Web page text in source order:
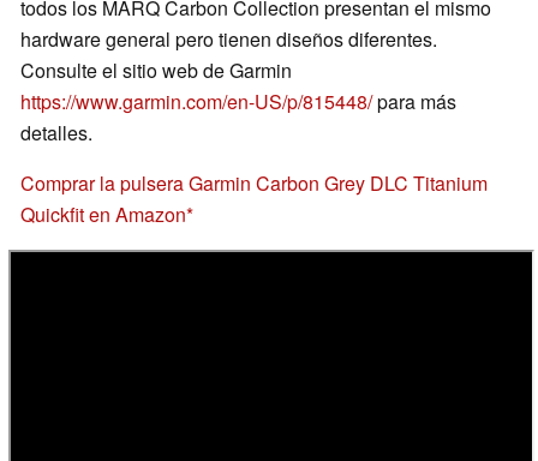
todos los MARQ Carbon Collection presentan el mismo
hardware general pero tienen diseños diferentes.
Consulte el sitio web de Garmin
https://www.garmin.com/en-US/p/815448/para más
detalles.
Comprar la pulsera Garmin Carbon Grey DLC Titanium
Quickfit en Amazon